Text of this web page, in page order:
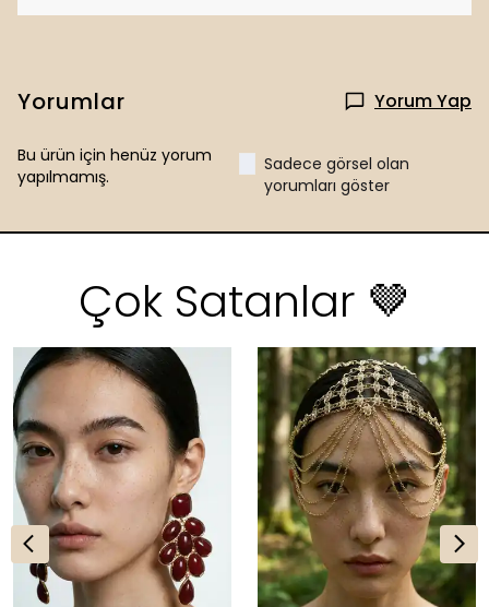
Yorumlar Yorum Yap
Bu ürün için henüz yorum
yapılmamış.
Sadece görsel olan
yorumları göster
Çok Satanlar 🤎